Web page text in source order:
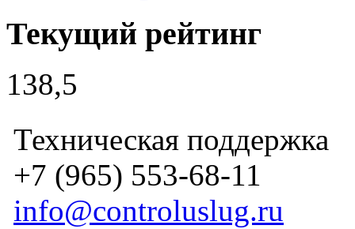
Текущий рейтинг
138,5
Техническая поддержка
+7 (965) 553-68-11
info@controluslug.ru